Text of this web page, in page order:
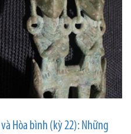
Hòa bình (kỳ 22): Những